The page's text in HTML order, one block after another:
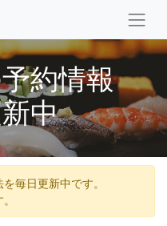
約情報
中
毎日更新中です。